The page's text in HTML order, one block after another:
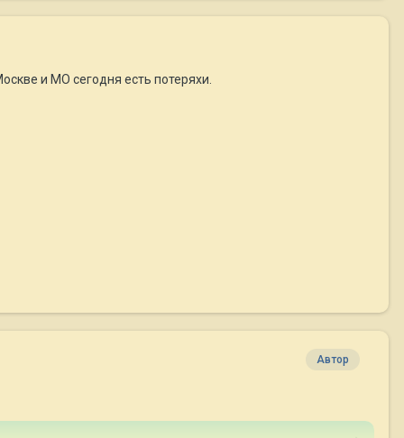
и МО сегодня есть потеряхи.
Автор